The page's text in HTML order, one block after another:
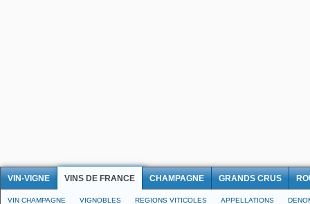
VIN-VIGNE VINS DE FRANCE CHAMPAGNE GRANDS CRUS
VIN CHAMPAGNE VIGNOBLES REGIONS VITICOLES APPELLATIONS